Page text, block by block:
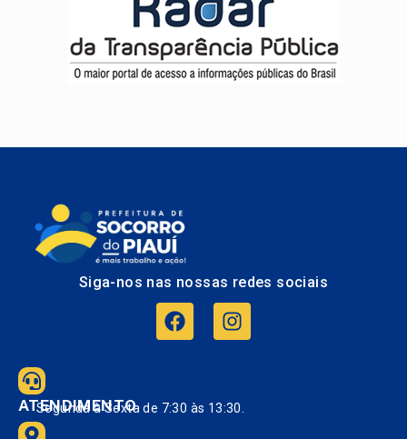
Siga-nos nas nossas redes sociais
ATENDIMENTO
Segunda à Sexta de 7:30 às 13:30.